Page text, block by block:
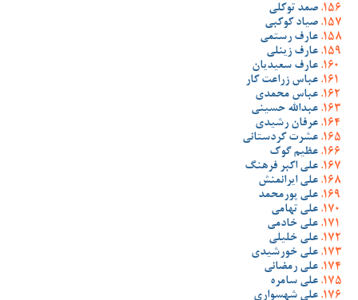
صمد توکلی
صیاد کوکبی
عارف رستمی
عارف زینلی
عارف سعیدیان
عباس زراعت کار
عباس محمدی
عبدالله حسینی
عرفان رشیدی
عشرت کردستانی
عظیم گوک
علی اکبر فرهنگ
علی ایرانمنش
علی پورمحمد
علی تهامی
علی خادمی
علی خلیلی
علی خورشیدی
علی رمضانی
علی سامره
علی شهسواری